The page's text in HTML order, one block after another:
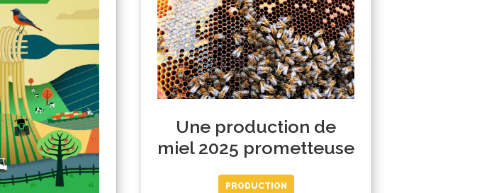
Une production de
miel 2025 prometteuse
PRODUCTION